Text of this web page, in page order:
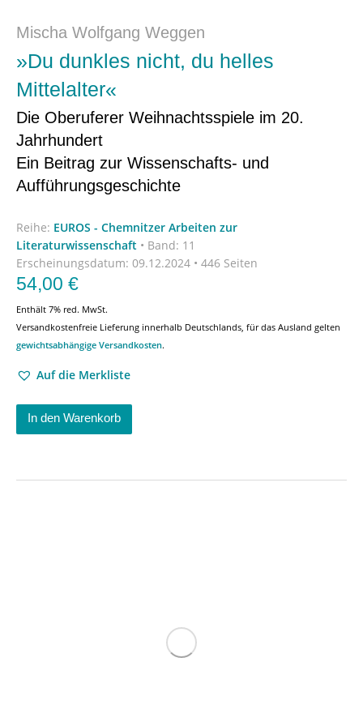
Mischa Wolfgang Weggen
»Du dunkles nicht, du helles
Mittelalter«
Die Oberuferer Weihnachtsspiele im 20.
Jahrhundert
Ein Beitrag zur Wissenschafts- und
Aufführungsgeschichte
Reihe: EUROS - Chemnitzer Arbeiten zur
Literaturwissenschaft • Band: 11
Erscheinungsdatum: 09.12.2024 • 446 Seiten
54,00 €
Enthält 7% red. MwSt.
Versandkostenfreie Lieferung innerhalb Deutschlands, für das Ausland gelten
gewichtsabhängige Versandkosten.
Auf die Merkliste
In den Warenkorb